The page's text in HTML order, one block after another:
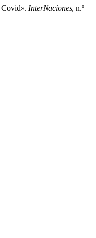
Covid». InterNaciones, n.º